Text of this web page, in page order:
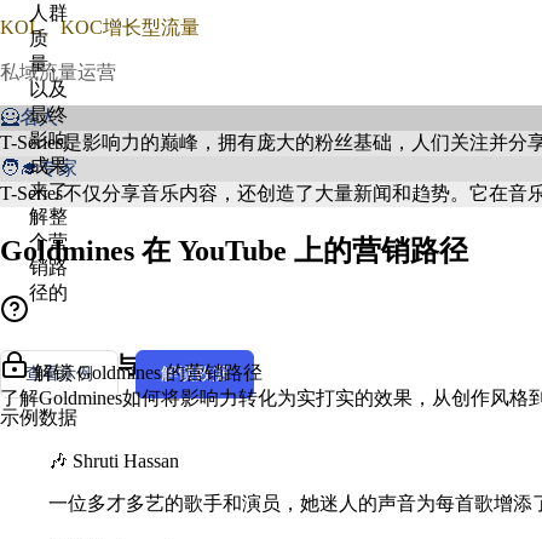
KOL、KOC增长型流量
私域流量运营
🦸名人
T-Series是影响力的巅峰，拥有庞大的粉丝基础，人们关注并
🧑‍🎓专家
T-Series不仅分享音乐内容，还创造了大量新闻和趋势。它在
Goldmines 在 YouTube 上的营销路径
人群
质
量、
以及
最终
影响
成果
来了
解整
个营
销路
径的
查看示例 解锁数据
解锁 Goldmines 的营销路径
了解Goldmines如何将影响力转化为实打实的效果，从创作风
创作者风格与人设
示例数据
🎶 Shruti Hassan
一位多才多艺的歌手和演员，她迷人的声音为每首歌增添